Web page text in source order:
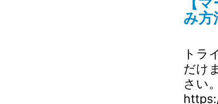
み
トラ
だけ
さ